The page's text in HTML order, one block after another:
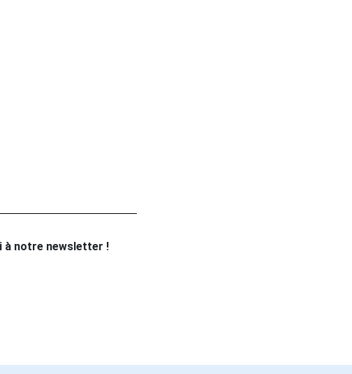
à notre newsletter !